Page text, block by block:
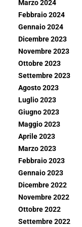
Marzo 2024
Febbraio 2024
Gennaio 2024
Dicembre 2023
Novembre 2023
Ottobre 2023
Settembre 2023
Agosto 2023
Luglio 2023
Giugno 2023
Maggio 2023
Aprile 2023
Marzo 2023
Febbraio 2023
Gennaio 2023
Dicembre 2022
Novembre 2022
Ottobre 2022
Settembre 2022